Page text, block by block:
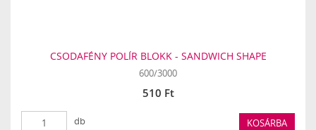
CSODAFÉNY POLÍR BLOKK - SANDWICH SHAPE
600/3000
510 Ft
db KOSÁRBA